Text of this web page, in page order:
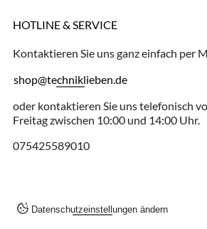
HOTLINE & SERVICE
Kontaktieren Sie uns ganz einfach per
shop@techniklieben.de
oder kontaktieren Sie uns telefonisch
Freitag zwischen 10:00 und 14:00 Uhr.
075425589010
Datenschutzeinstellungen ändern